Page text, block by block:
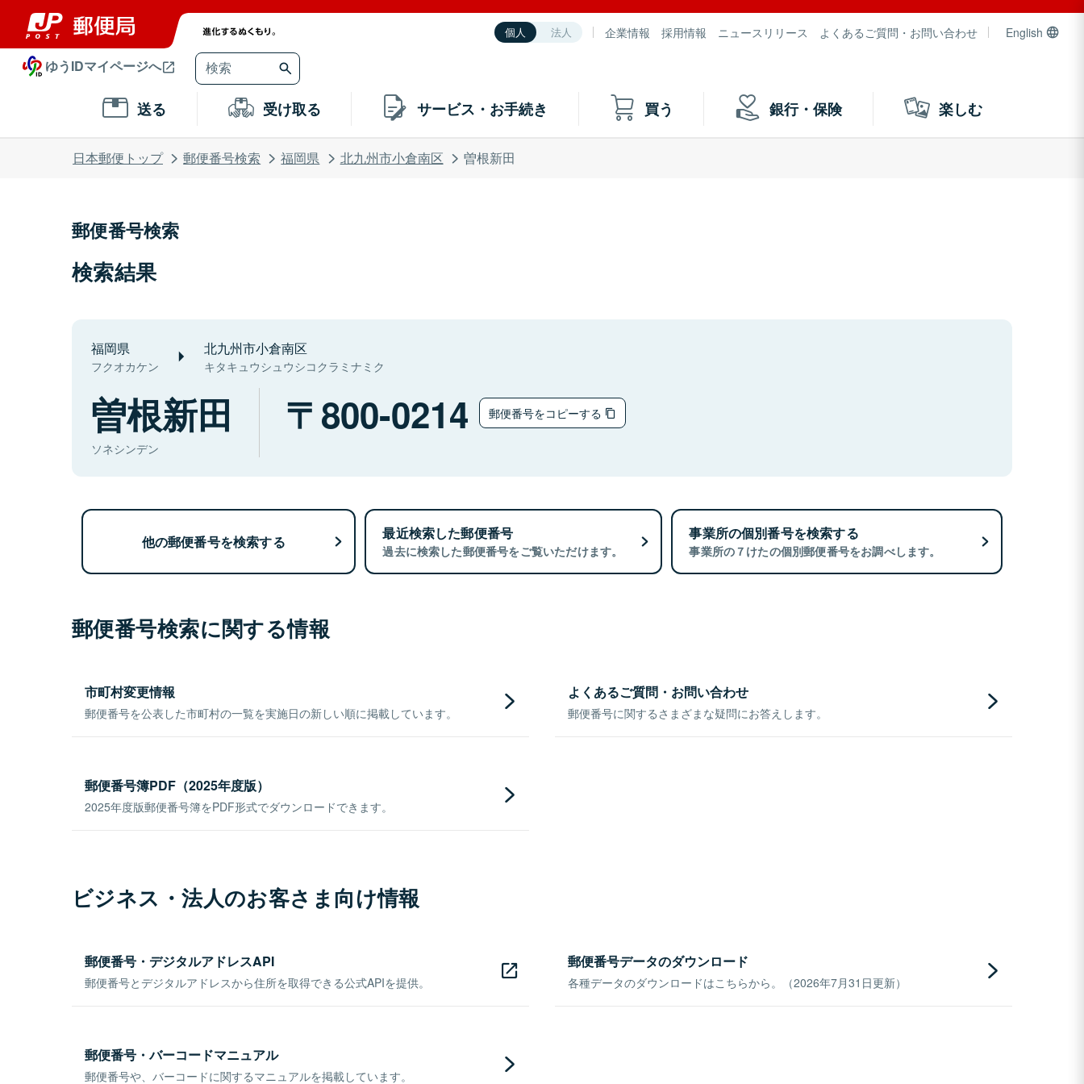
個人 法人 企業情報 採用情報 ニュースリリース よくあるご質問・お問い合わせ English
ゆうIDマイページへ
送る 受け取る サービス・お手続き 買う 銀行・保険 楽しむ
日本郵便トップ 郵便番号検索 福岡県 北九州市小倉南区 曽根新田
郵便番号検索
検索結果
福岡県
フクオカケン
北九州市小倉南区
キタキュウシュウシコクラミナミク
曽根新田
ソネシンデン
800-0214 郵便番号をコピーする
他の郵便番号を検索する 最近検索した郵便番号
過去に検索した郵便番号をご覧いただけます。
事業所の個別番号を検索する
事業所の７けたの個別郵便番号をお調べします。
郵便番号検索に関する情報
市町村変更情報
郵便番号を公表した市町村の一覧を実施日の新しい順に掲載しています。
よくあるご質問・お問い合わせ
郵便番号に関するさまざまな疑問にお答えします。
郵便番号簿PDF（2025年度版）
2025年度版郵便番号簿をPDF形式でダウンロードできます。
ビジネス・法人のお客さま向け情報
郵便番号・デジタルアドレスAPI
郵便番号とデジタルアドレスから住所を取得できる公式APIを提供。
郵便番号データのダウンロード
各種データのダウンロードはこちらから。（2026年7月31日更新）
郵便番号・バーコードマニュアル
郵便番号や、バーコードに関するマニュアルを掲載しています。